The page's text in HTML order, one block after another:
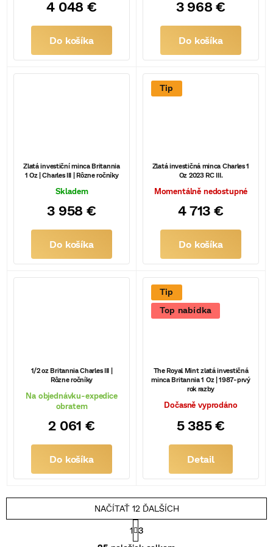
4 048 €
Do košíka
3 968 €
Do košíka
Zlatá investiční minca Britannia
1 Oz | Charles III | Rôzne ročníky
Skladem
3 958 €
Do košíka
Tip
Zlatá investičná minca Charles 1
Oz 2023 RC III.
Momentálně nedostupné
4 713 €
Do košíka
1/2 oz Britannia Charles III |
Rôzne ročníky
Na objednávku-expedice
obratem
2 061 €
Do košíka
Tip
Top nabídka
The Royal Mint zlatá investičná
minca Britannia 1 Oz | 1987-prvý
rok razby
Dočasně vyprodáno
5 385 €
Detail
O
NAČÍTAŤ 12 ĎALŠÍCH
S
t
r
1 3